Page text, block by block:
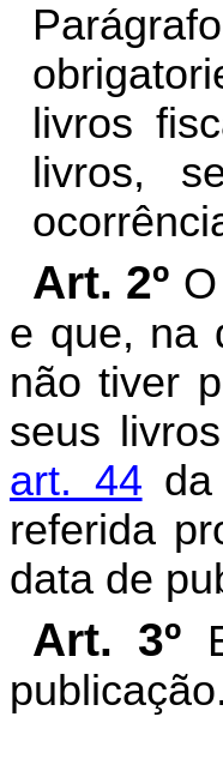
livros
livros,
Art. 2º
e que, na
não tiver
seus
art. 44 da
referida
data de
Art. 3º
publicação.